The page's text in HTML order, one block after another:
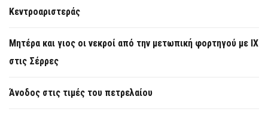
Κεντροαριστεράς
Μητέρα και γιος οι νεκροί από την μετωπική φορτηγού με ΙΧ
στις Σέρρες
Άνοδος στις τιμές του πετρελαίου